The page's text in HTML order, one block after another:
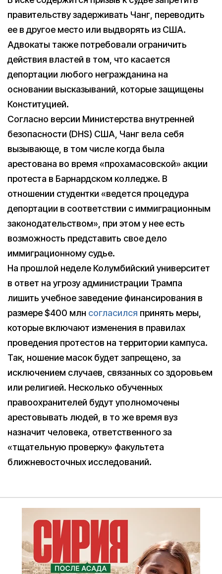
правительству задерживать Чанг, переводить
ее в другое место или выдворять из США.
Адвокаты также потребовали ограничить
действия властей в том, что касается
депортации любого негражданина на
основании высказываний, которые защищены
Конституцией.
Согласно версии Министерства внутренней
безопасности (DHS) США, Чанг вела себя
вызывающе, в том числе когда была
арестована во время «прохамасовской» акции
протеста в Барнардском колледже. В
отношении студентки «ведется процедура
депортации в соответствии с иммиграционным
законодательством», при этом у нее есть
возможность представить свое дело
иммиграционному судье.
На прошлой неделе Колумбийский университет
в ответ на угрозу администрации Трампа
лишить учебное заведение финансирования в
размере $400 млн согласился принять меры,
которые включают изменения в правилах
проведения протестов на территории кампуса.
Так, ношение масок будет запрещено, за
исключением случаев, связанных со здоровьем
или религией. Несколько обученных
правоохранителей будут уполномочены
арестовывать людей, в то же время вуз
назначит человека, ответственного за
«тщательную проверку» факультета
ближневосточных исследований.